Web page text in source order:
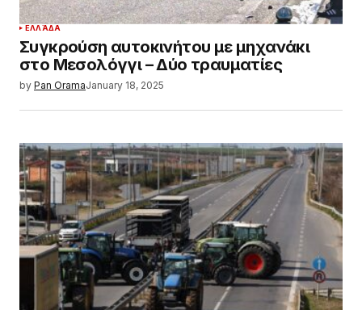
ΕΛΛΆΔΑ
Συγκρούση αυτοκινήτου με μηχανάκι
στο Μεσολόγγι – Δύο τραυματίες
by Pan OramaJanuary 18, 2025